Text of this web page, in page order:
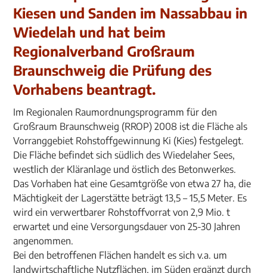
Kiesen und Sanden im Nassabbau in
Wiedelah und hat beim
Regionalverband Großraum
Braunschweig die Prüfung des
Vorhabens beantragt.
Im Regionalen Raumordnungsprogramm für den
Großraum Braunschweig (RROP) 2008 ist die Fläche als
Vorranggebiet Rohstoffgewinnung Ki (Kies) festgelegt.
Die Fläche befindet sich südlich des Wiedelaher Sees,
westlich der Kläranlage und östlich des Betonwerkes.
Das Vorhaben hat eine Gesamtgröße von etwa 27 ha, die
Mächtigkeit der Lagerstätte beträgt 13,5 – 15,5 Meter. Es
wird ein verwertbarer Rohstoffvorrat von 2,9 Mio. t
erwartet und eine Versorgungsdauer von 25-30 Jahren
angenommen.
Bei den betroffenen Flächen handelt es sich v.a. um
landwirtschaftliche Nutzflächen, im Süden ergänzt durch